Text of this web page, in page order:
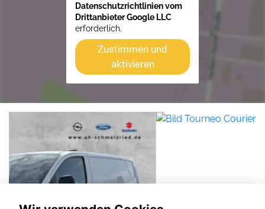
Datenschutzrichtlinien vom
Drittanbieter Google LLC
erforderlich.
Zustimmen und
aktivieren